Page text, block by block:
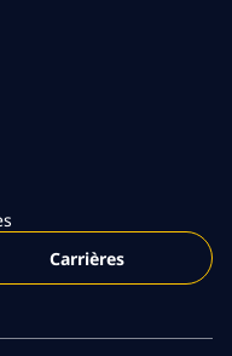
Carrières